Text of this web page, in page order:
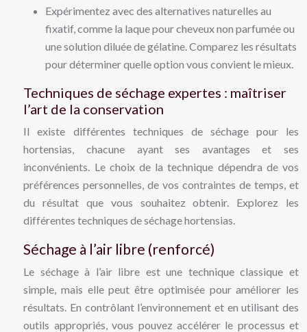
Expérimentez avec des alternatives naturelles au
fixatif, comme la laque pour cheveux non parfumée ou
une solution diluée de gélatine. Comparez les résultats
pour déterminer quelle option vous convient le mieux.
Techniques de séchage expertes : maîtriser
l’art de la conservation
Il existe différentes techniques de séchage pour les
hortensias, chacune ayant ses avantages et ses
inconvénients. Le choix de la technique dépendra de vos
préférences personnelles, de vos contraintes de temps, et
du résultat que vous souhaitez obtenir. Explorez les
différentes techniques de séchage hortensias.
Séchage à l’air libre (renforcé)
Le séchage à l’air libre est une technique classique et
simple, mais elle peut être optimisée pour améliorer les
résultats. En contrôlant l’environnement et en utilisant des
outils appropriés, vous pouvez accélérer le processus et